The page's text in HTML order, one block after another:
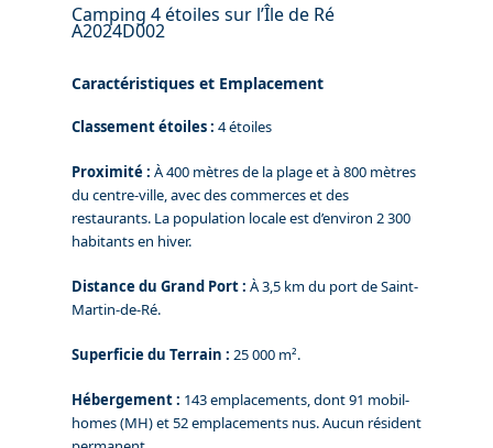
Camping 4 étoiles sur l’Île de Ré
A2024D002
Caractéristiques et Emplacement
Classement étoiles : 4 étoiles
Proximité : À 400 mètres de la plage et à 800 mètres
du centre-ville, avec des commerces et des
restaurants. La population locale est d’environ 2 300
habitants en hiver.
Distance du Grand Port : À 3,5 km du port de Saint-
Martin-de-Ré.
Superficie du Terrain : 25 000 m².
Hébergement : 143 emplacements, dont 91 mobil-
homes (MH) et 52 emplacements nus. Aucun résident